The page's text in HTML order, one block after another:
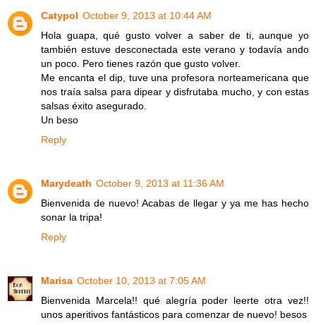
Catypol October 9, 2013 at 10:44 AM
Hola guapa, qué gusto volver a saber de ti, aunque yo
también estuve desconectada este verano y todavía ando
un poco. Pero tienes razón que gusto volver.
Me encanta el dip, tuve una profesora norteamericana que
nos traía salsa para dipear y disfrutaba mucho, y con estas
salsas éxito asegurado.
Un beso
Reply
Marydeath October 9, 2013 at 11:36 AM
Bienvenida de nuevo! Acabas de llegar y ya me has hecho
sonar la tripa!
Reply
Marisa October 10, 2013 at 7:05 AM
Bienvenida Marcela!! qué alegría poder leerte otra vez!!
unos aperitivos fantásticos para comenzar de nuevo! besos